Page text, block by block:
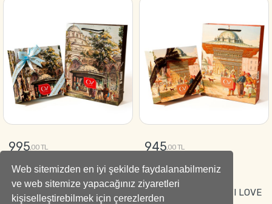
Web sitemizden en iyi şekilde faydalanabilmeniz
ve web sitemize yapacağınız ziyaretleri
kişiselleştirebilmek için çerezlerden
995,00 TL
GÖNDER
945,00 TL
Fetih Lezzeti Hediyelik
Tutkunun Sembolü–“I LOVE